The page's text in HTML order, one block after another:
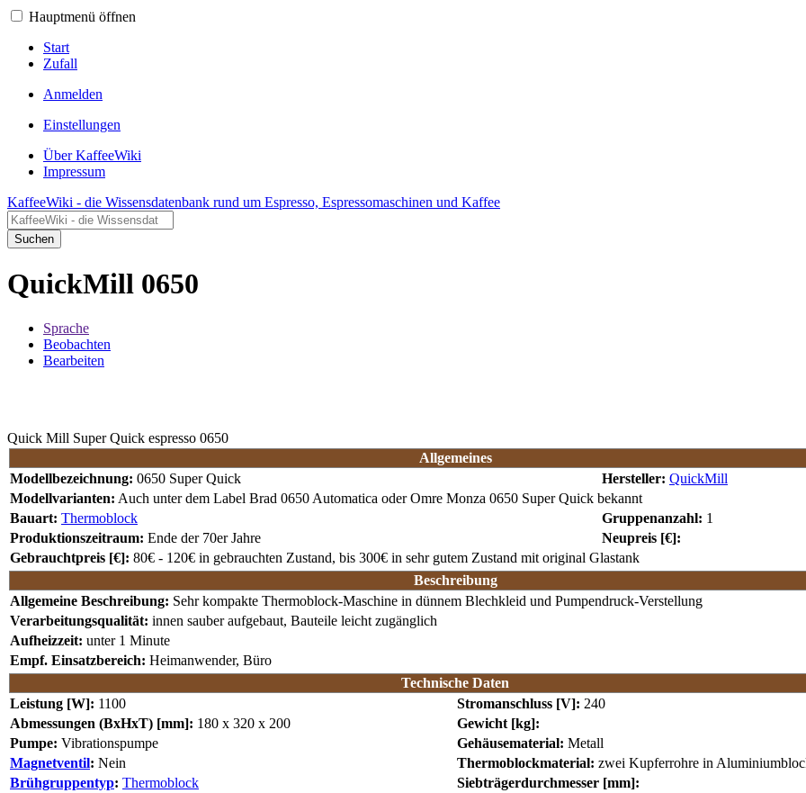
Hauptmenü öffnen
Start
Zufall
Anmelden
Einstellungen
Über KaffeeWiki
Impressum
KaffeeWiki - die Wissensdatenbank rund um Espresso, Espressomaschinen und Kaffee
Suchen
QuickMill 0650
Sprache
Beobachten
Bearbeiten
Quick Mill Super Quick espresso 0650
Allgemeines
Modellbezeichnung: 0650 Super Quick Hersteller: QuickMill
Modellvarianten: Auch unter dem Label Brad 0650 Automatica oder Omre Monza 0650 Super Quick bekannt
Bauart: Thermoblock Gruppenanzahl: 1
Produktionszeitraum: Ende der 70er Jahre
Neupreis [€]:
Gebrauchtpreis [€]: 80€ - 120€ in gebrauchten Zustand, bis 300€ in sehr gutem Zustand mit original Glastank
Beschreibung
Allgemeine Beschreibung: Sehr kompakte Thermoblock-Maschine in dünnem Blechkleid und Pumpendruck-Verstellung
Verarbeitungsqualität: innen sauber aufgebaut, Bauteile leicht zugänglich
Aufheizzeit: unter 1 Minute
Empf. Einsatzbereich: Heimanwender, Büro
Technische Daten
Leistung [W]: 1100 Stromanschluss [V]: 240
Abmessungen (BxHxT) [mm]: 180 x 320 x 200
Gewicht [kg]:
Pumpe: Vibrationspumpe Gehäusematerial: Metall
Magnetventil: Nein Thermoblockmaterial: zwei Kupferrohre in
Brühgruppentyp: Thermoblock
Siebträgerdurchmesser [mm]: